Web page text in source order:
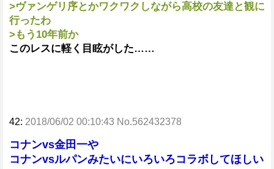
>ヴァンゲリ序とかワクワクしながら高校の友達と観に
行ったわ
>もう10年前か
このレスに軽く目眩がした……
42: 2018/06/02 00:10:43 No.562432378
コナンvs金田一や
コナンvsルパンみたいにいろいろコラボしてほしい